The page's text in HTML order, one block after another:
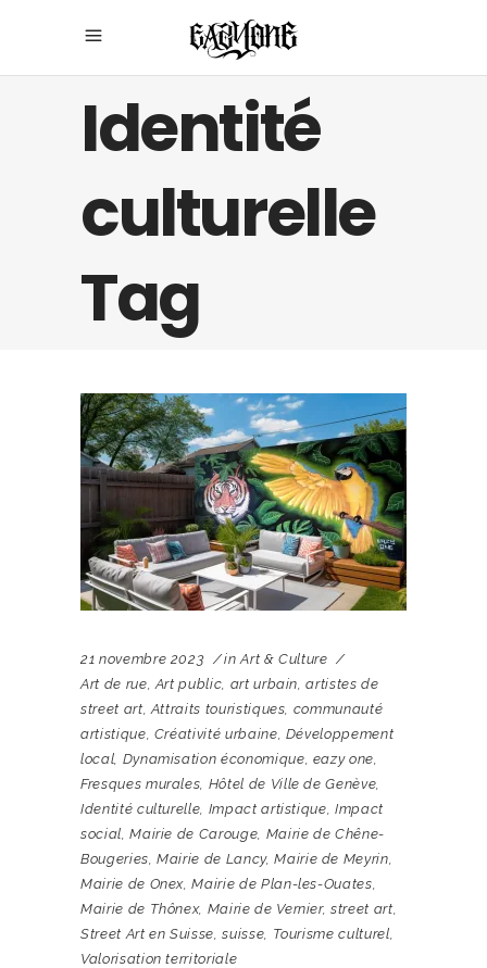
Identité
culturelle
Tag
21 novembre 2023 in Art & Culture
Art de rue,Art public, art urbain,artistes de
street art,Attraits touristiques, communauté
artistique, Créativité urbaine, Développement
local, Dynamisation économique, eazy one,
Fresques murales, Hôtel de Ville de Genève,
Identité culturelle, Impact artistique,Impact
social,Mairie de Carouge, Mairie de Chêne-
Bougeries,Mairie de Lancy,Mairie de Meyrin,
Mairie de Onex,Mairie de Plan-les-Ouates,
Mairie de Thônex, Mairie de Vernier,street art,
Street Art en Suisse,suisse, Tourisme culturel,
Valorisation territoriale